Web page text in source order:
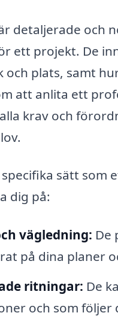
detaljerade och
ett projekt. De
plats, samt
att anlita ett
krav och
sätt
dig på:
vägledning: De
på dina planer
ritningar: De
och som